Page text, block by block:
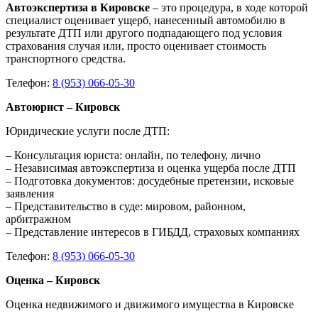
Автоэкспертиза в Кировске – это процедура, в ходе которой
специалист оценивает ущерб, нанесенный автомобилю в
результате ДТП или другого подпадающего под условия
страхования случая или, просто оценивает стоимость
транспортного средства.
Телефон: 8 (953) 066-05-30
Автоюрист – Кировск
Юридические услуги после ДТП:
– Консультация юриста: онлайн, по телефону, лично
– Независимая автоэкспертиза и оценка ущерба после ДТП
– Подготовка документов: досудебные претензии, исковые
заявления
– Представительство в суде: мировом, районном,
арбитражном
– Представление интересов в ГИБДД, страховых компаниях
Телефон: 8 (953) 066-05-30
Оценка – Кировск
Оценка недвижимого и движимого имущества в Кировске